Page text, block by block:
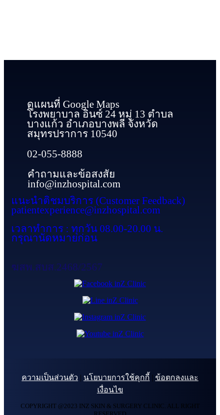
ดูแผนที่ Google Maps
โรงพยาบาล อินซ์ 24 หมู่ 13 ตำบล
บางแก้ว อำเภอบางพลี จังหวัด
สมุทรปราการ 10540
02-055-8888
คำถามและข้อสงสัย
info@inzhospital.com
แนะนำติชมบริการ (Customer Feedback)
patientexperience@inzhospital.com
เวลาทำการ : ทุกวัน 08.00-20.00 น.
กรุณานัดหมายก่อน
ฆสพ.สบส.2468/2567
ความเป็นส่วนตัว | นโยบายการใช้คุกกี้ | ข้อตกลงและ
เงื่อนไข
COPYRIGHT @2023 INZ SKIN & SURGERY CLINIC. ALL RIGHT